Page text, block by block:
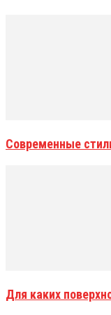
Современные
Для каких